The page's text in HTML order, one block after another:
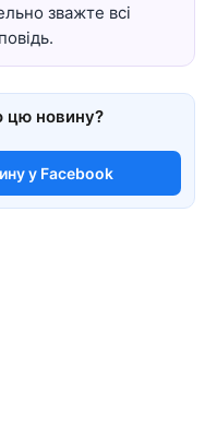
зважте всі
цю новину?
у Facebook